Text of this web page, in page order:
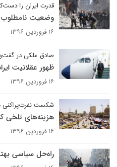
قدرت ایران را
وضعیت نامطلوب
۱۶ فروردین ۱۳۹۶
صادق ملکی در
ظهور عقلانیت
۱۶ فروردین ۱۳۹۶
شکست نفرت‌پراکنی
هزینه‌های تلخی
۱۶ فروردین ۱۳۹۶
راه‌حل سیاسی